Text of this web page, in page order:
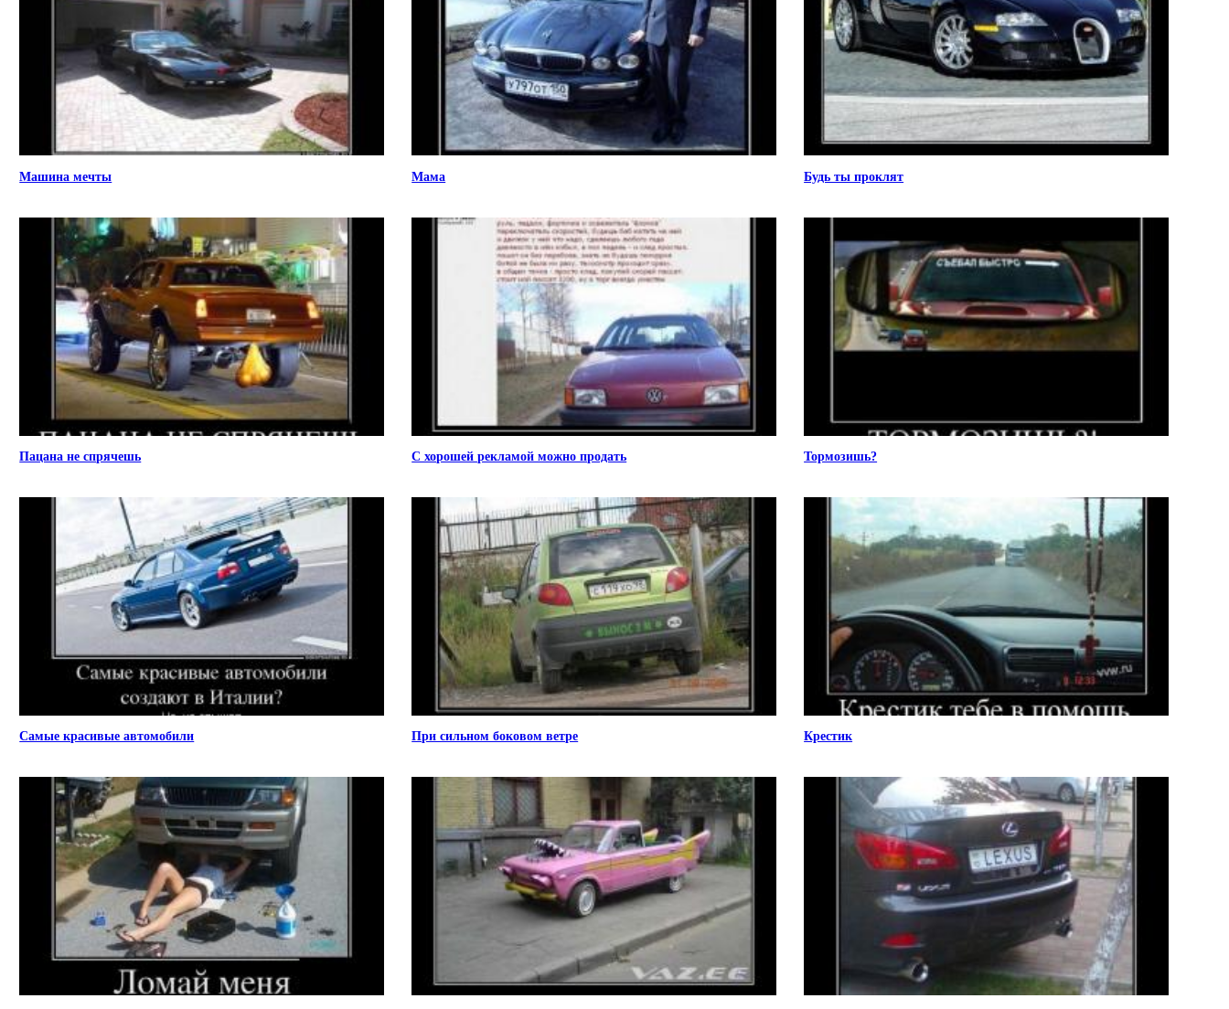
Машина мечты Мама Будь ты проклят
Пацана не спрячешь С хорошей рекламой можно продать Тормозишь?
Самые красивые автомобили При сильном боковом ветре Крестик